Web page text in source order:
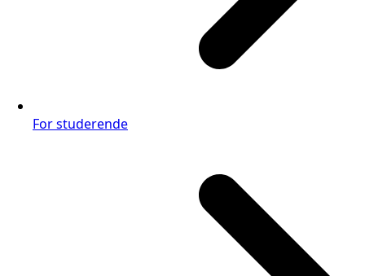
For studerende